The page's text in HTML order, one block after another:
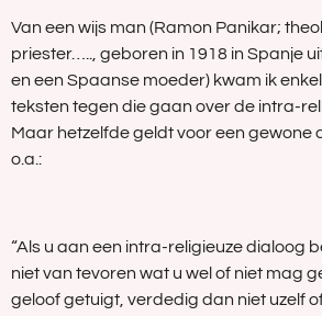
Van een wijs man (Ramon Panikar;
priester….., geboren in 1918 in Spanje
en een Spaanse moeder) kwam ik
teksten tegen die gaan over de intra-
Maar hetzelfde geldt voor een gewone
o.a.:
“Als u aan een intra-religieuze dialoog
niet van tevoren wat u wel of niet mag
geloof getuigt, verdedig dan niet uzelf